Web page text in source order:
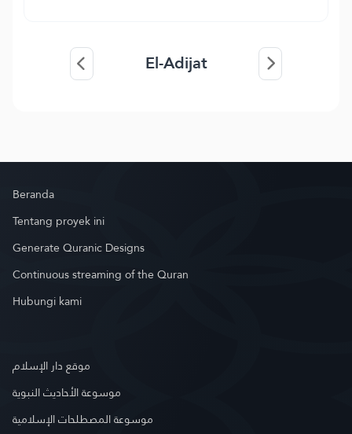
El-Adijat
Beranda
Tentang proyek ini
Generate Quranic Designs
Continuous streaming of the Quran
Hubungi kami
موقع دار الإسلام
موسوعة الأحاديث النبوية
موسوعة المصطلحات الإسلامية